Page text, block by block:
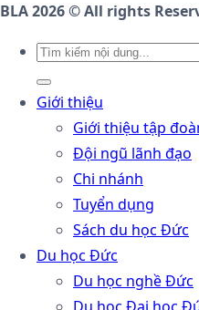
BLA 2026 © All rights
Giới thiệu
Giới thiệu tập
Đội ngũ lãnh đạo
Chi nhánh
Tuyển dụng
Sách du học Đức
Du học Đức
Du học nghề Đức